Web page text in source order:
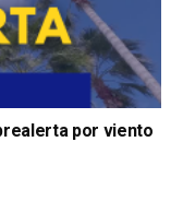
por viento